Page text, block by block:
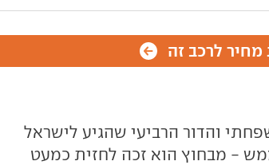
לרכב זה
והדור הרביעי שהגיע לישראל
של ממש - מבחוץ הוא זכה לחזית כמעט